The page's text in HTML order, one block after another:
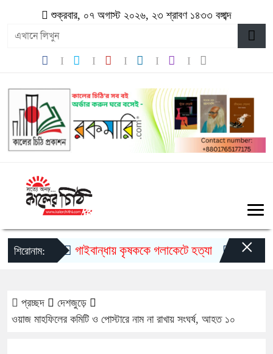
শুক্রবার, ০৭ অগাস্ট ২০২৬, ২৩ শ্রাবণ ১৪৩৩ বঙ্গাব্দ
শিরোনাম: গাইবান্ধায় কৃষককে গলাকেটে হত্যা মুজিববর্ষ
×
প্রচ্ছদ
দেশজুড়ে
ওয়াজ মাহফিলের কমিটি ও পোস্টারে নাম না রাখায় সংঘর্ষ, আহত ১০